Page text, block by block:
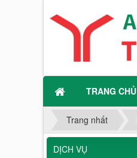
TRANG CHỦ
Trang nhất
DỊCH VỤ